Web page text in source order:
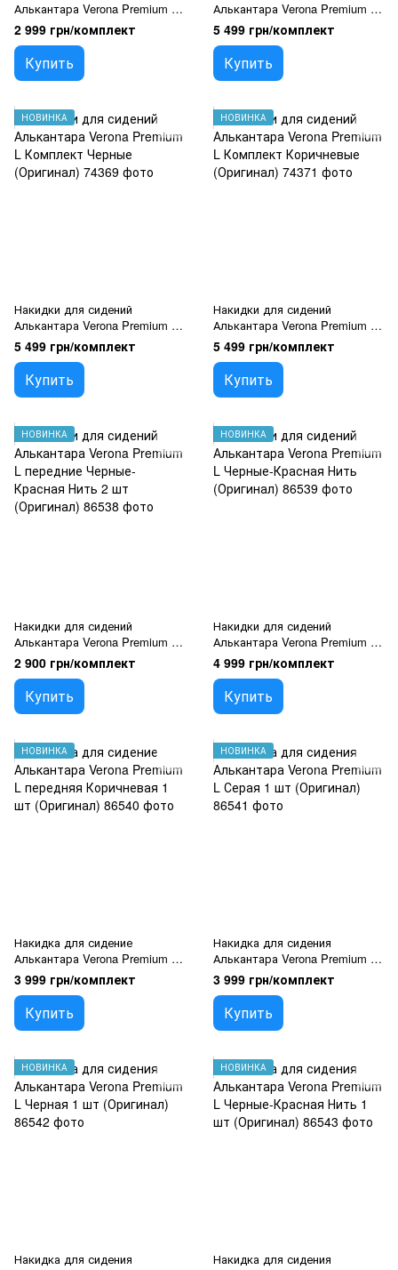
Алькантара Verona Premium L
Бежевые (Оригинал)
2 999 грн/комплект
Купить
Алькантара Verona Premium L
Комплект Серые (Оригинал)
5 499 грн/комплект
Купить
НОВИНКА
Накидки для сидений
Алькантара Verona Premium L
Комплект Черные (Оригинал)
5 499 грн/комплект
Купить
НОВИНКА
Накидки для сидений
Алькантара Verona Premium L
Комплект Коричневые
(Оригинал)
5 499 грн/комплект
Купить
НОВИНКА
Накидки для сидений
Алькантара Verona Premium L
передние Черные-Красная
Нить 2 шт (Оригинал)
2 900 грн/комплект
Купить
НОВИНКА
Накидки для сидений
Алькантара Verona Premium L
Черные-Красная Нить
(Оригинал)
4 999 грн/комплект
Купить
НОВИНКА
Накидка для сидение
Алькантара Verona Premium L
передняя Коричневая 1 шт
(Оригинал)
3 999 грн/комплект
Купить
НОВИНКА
Накидка для сидения
Алькантара Verona Premium L
Серая 1 шт (Оригинал)
3 999 грн/комплект
Купить
НОВИНКА
Накидка для сидения
НОВИНКА
Накидка для сидения